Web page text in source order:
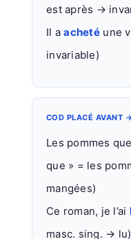
est après →
Il aachetéune
invariable)
COD PLACÉ AVANT
Les pommes
que » = les
mangées)
Ce roman, je l’ai
masc. sing. → lu)